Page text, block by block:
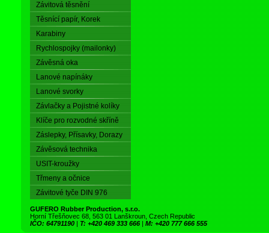
Závitová těsnění
Těsnící papír, Korek
Karabiny
Rychlospojky (mailonky)
Závěsná oka
Lanové napínáky
Lanové svorky
Závlačky a Pojistné kolíky
Klíče pro rozvodné skříně
Záslepky, Přísavky, Dorazy
Závěsová technika
USIT-kroužky
Třmeny a očnice
Závitové tyče DIN 976
GUFERO Rubber Production, s.r.o.
Horní Třešňovec 68, 563 01 Lanškroun, Czech Republic
IČO: 64791190 | T: +420 469 333 666 | M: +420 777 666 555